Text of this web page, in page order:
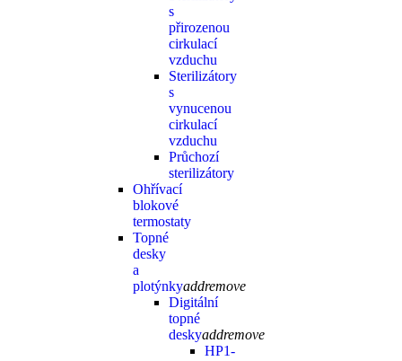
s
přirozenou
cirkulací
vzduchu
Sterilizátory
s
vynucenou
cirkulací
vzduchu
Průchozí
sterilizátory
Ohřívací
blokové
termostaty
Topné
desky
a
plotýnkyaddremove
Digitální
topné
deskyaddremove
HP1-